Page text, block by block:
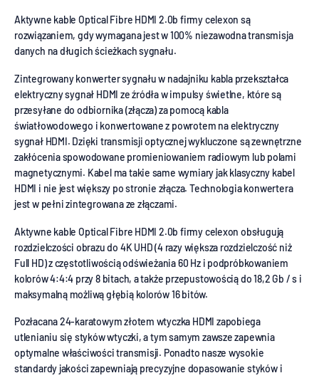
Aktywne kable Optical Fibre HDMI 2.0b firmy celexon są
rozwiązaniem, gdy wymagana jest w 100% niezawodna transmisja
danych na długich ścieżkach sygnału.
Zintegrowany konwerter sygnału w nadajniku kabla przekształca
elektryczny sygnał HDMI ze źródła w impulsy świetlne, które są
przesyłane do odbiornika (złącza) za pomocą kabla
światłowodowego i konwertowane z powrotem na elektryczny
sygnał HDMI. Dzięki transmisji optycznej wykluczone są zewnętrzne
zakłócenia spowodowane promieniowaniem radiowym lub polami
magnetycznymi. Kabel ma takie same wymiary jak klasyczny kabel
HDMI i nie jest większy po stronie złącza. Technologia konwertera
jest w pełni zintegrowana ze złączami.
Aktywne kable Optical Fibre HDMI 2.0b firmy celexon obsługują
rozdzielczości obrazu do 4K UHD (4 razy większa rozdzielczość niż
Full HD) z częstotliwością odświeżania 60 Hz i podpróbkowaniem
kolorów 4:4:4 przy 8 bitach, a także przepustowością do 18,2 Gb / s i
maksymalną możliwą głębią kolorów 16 bitów.
Pozłacana 24-karatowym złotem wtyczka HDMI zapobiega
utlenianiu się styków wtyczki, a tym samym zawsze zapewnia
optymalne właściwości transmisji. Ponadto nasze wysokie
standardy jakości zapewniają precyzyjne dopasowanie styków i